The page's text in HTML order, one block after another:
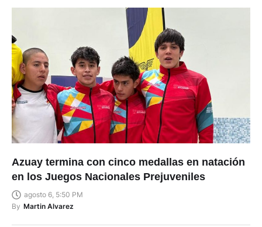
Azuay termina con cinco medallas en natación
en los Juegos Nacionales Prejuveniles
agosto 6, 5:50 PM
By Martin Alvarez